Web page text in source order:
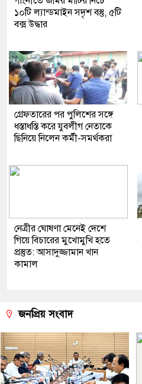
১০টি ল্যান্ডমাইন সদৃশ বস্তু, ৫টি
বক্স উদ্ধার
গ্রেফতারের পর পুলিশের সঙ্গে
ধস্তাধস্তি করে যুবলীগ নেতাকে
ছিনিয়ে নিলেন কর্মী-সমর্থকরা
নেত্রীর ঘোষণা মেনেই দেশে
গিয়ে বিচারের মুখোমুখি হতে
প্রস্তুত: আসাদুজ্জামান খান
কামাল
জনপ্রিয় সংবাদ